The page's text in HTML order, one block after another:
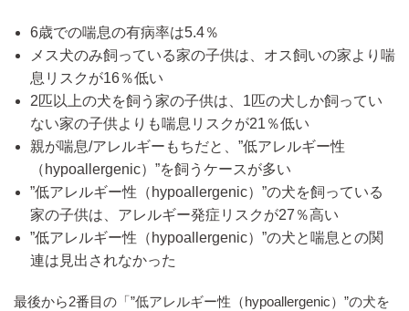
6歳での喘息の有病率は5.4％
メス犬のみ飼っている家の子供は、オス飼いの家より喘
息リスクが16％低い
2匹以上の犬を飼う家の子供は、1匹の犬しか飼ってい
ない家の子供よりも喘息リスクが21％低い
親が喘息/アレルギーもちだと、”低アレルギー性
（hypoallergenic）”を飼うケースが多い
”低アレルギー性（hypoallergenic）”の犬を飼っている
家の子供は、アレルギー発症リスクが27％高い
”低アレルギー性（hypoallergenic）”の犬と喘息との関
連は見出されなかった
最後から2番目の「”低アレルギー性（hypoallergenic）”の犬を